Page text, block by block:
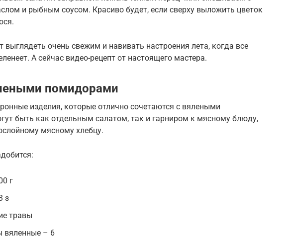
и рыбным соусом. Красиво будет, если сверху выложить цветок
выглядеть очень свежим и навивать настроения лета, когда все
А сейчас видео-рецепт от настоящего мастера.
помидорами
изделия, которые отлично сочетаются с вялеными
быть как отдельным салатом, так и гарниром к мясному блюду,
мясному хлебцу.
г
з
травы
вяленные – 6